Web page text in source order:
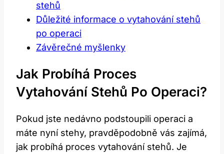
stehů
Důležité informace o vytahování stehů
po operaci
Závěrečné myšlenky
Jak Probíhá Proces
Vytahování Stehů Po Operaci?
Pokud jste nedávno podstoupili operaci a
máte nyní stehy, pravděpodobně vás zajímá,
jak probíhá proces vytahování stehů. Je